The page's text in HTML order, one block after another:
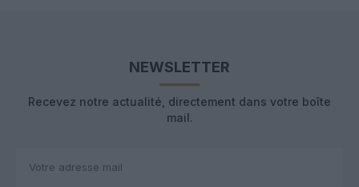
NEWSLETTER
Recevez notre actualité, directement dans votre boîte
mail.